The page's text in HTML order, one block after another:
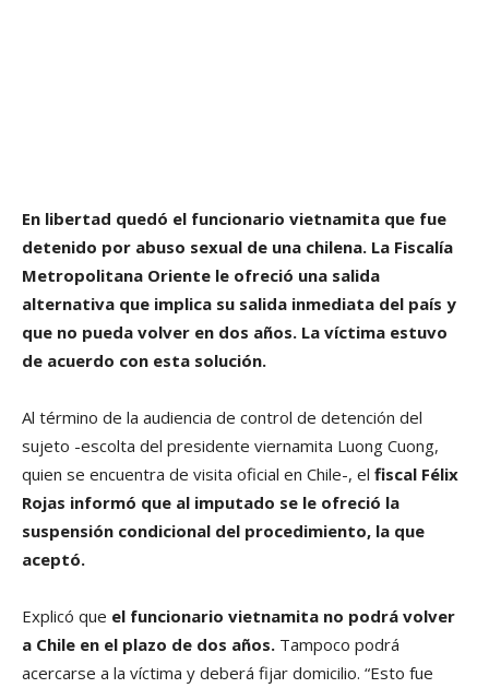
En libertad quedó el funcionario vietnamita que fue
detenido por abuso sexual de una chilena. La Fiscalía
Metropolitana Oriente le ofreció una salida
alternativa que implica su salida inmediata del país y
que no pueda volver en dos años. La víctima estuvo
de acuerdo con esta solución.
Al término de la audiencia de control de detención del
sujeto -escolta del presidente viernamita Luong Cuong,
quien se encuentra de visita oficial en Chile-, el fiscal Félix
Rojas informó que al imputado se le ofreció la
suspensión condicional del procedimiento, la que
aceptó.
Explicó que el funcionario vietnamita no podrá volver
a Chile en el plazo de dos años. Tampoco podrá
acercarse a la víctima y deberá fijar domicilio. “Esto fue